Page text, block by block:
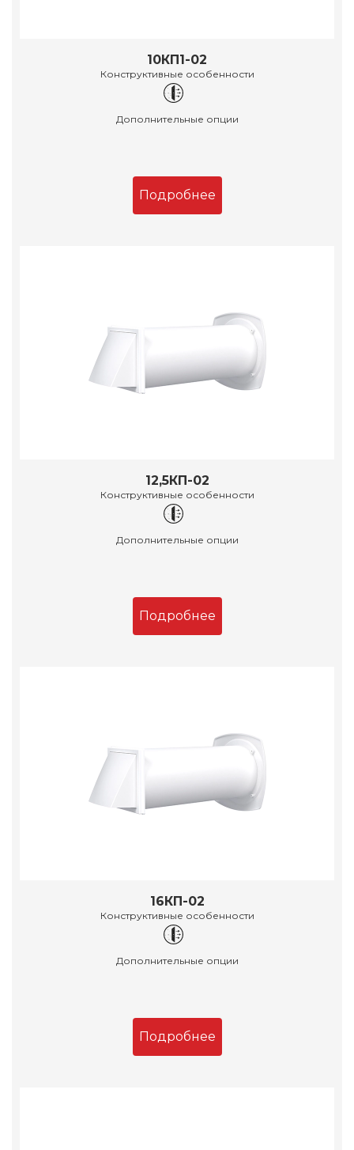
10КП1-02
Конструктивные особенности
Дополнительные опции
Подробнее
12,5КП-02
Конструктивные особенности
Дополнительные опции
Подробнее
16КП-02
Конструктивные особенности
Дополнительные опции
Подробнее